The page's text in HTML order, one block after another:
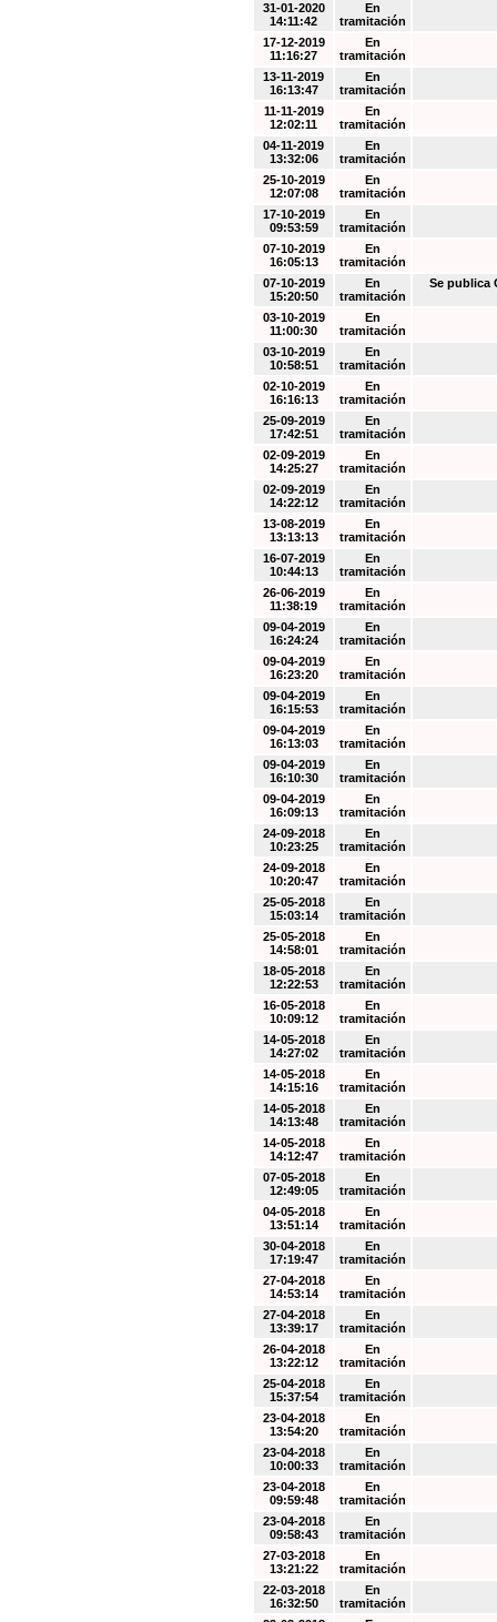
31-01-2020
14:11:42
En
tramitación
17-12-2019
11:16:27
En
tramitación
13-11-2019
16:13:47
En
tramitación
11-11-2019
12:02:11
En
tramitación
04-11-2019
13:32:06
En
tramitación
25-10-2019
12:07:08
En
tramitación
17-10-2019
09:53:59
En
tramitación
07-10-2019
16:05:13
En
tramitación
07-10-2019
15:20:50
En
tramitación
Se publica
03-10-2019
11:00:30
En
tramitación
03-10-2019
10:58:51
En
tramitación
02-10-2019
16:16:13
En
tramitación
25-09-2019
17:42:51
En
tramitación
02-09-2019
14:25:27
En
tramitación
02-09-2019
14:22:12
En
tramitación
13-08-2019
13:13:13
En
tramitación
16-07-2019
10:44:13
En
tramitación
26-06-2019
11:38:19
En
tramitación
09-04-2019
16:24:24
En
tramitación
09-04-2019
16:23:20
En
tramitación
09-04-2019
16:15:53
En
tramitación
09-04-2019
16:13:03
En
tramitación
09-04-2019
16:10:30
En
tramitación
09-04-2019
16:09:13
En
tramitación
24-09-2018
10:23:25
En
tramitación
24-09-2018
10:20:47
En
tramitación
25-05-2018
15:03:14
En
tramitación
25-05-2018
14:58:01
En
tramitación
18-05-2018
12:22:53
En
tramitación
16-05-2018
10:09:12
En
tramitación
14-05-2018
14:27:02
En
tramitación
14-05-2018
14:15:16
En
tramitación
14-05-2018
14:13:48
En
tramitación
14-05-2018
14:12:47
En
tramitación
07-05-2018
12:49:05
En
tramitación
04-05-2018
13:51:14
En
tramitación
30-04-2018
17:19:47
En
tramitación
27-04-2018
14:53:14
En
tramitación
27-04-2018
13:39:17
En
tramitación
26-04-2018
13:22:12
En
tramitación
25-04-2018
15:37:54
En
tramitación
23-04-2018
13:54:20
En
tramitación
23-04-2018
10:00:33
En
tramitación
23-04-2018
09:59:48
En
tramitación
23-04-2018
09:58:43
En
tramitación
27-03-2018
13:21:22
En
tramitación
22-03-2018
16:32:50
En
tramitación